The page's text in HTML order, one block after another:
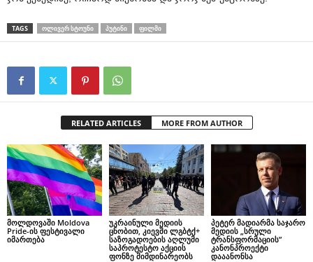
TAGS ᲝᲚᲘᲕᲔᲠ ᲡᲢᲝᲣᲜᲘ ᲞᲣᲢᲘᲜᲘ ᲤᲘᲚᲛᲘ
RELATED ARTICLES MORE FROM AUTHOR
მოლდოვაში Moldova
Pride-ის ფესტივალი
იმართება
უკრაინული მედიის
ცნობით, კიევში ლგბტქ+
საზოგადოების აღლუმი
საპროტესტო აქციის
ფონზე მიმდინარეობს
პეტერ მადიარმა საჯარო
მედიის „სრული
ტრანსფორმაციის”
კანონპროექტი
დააანონსა